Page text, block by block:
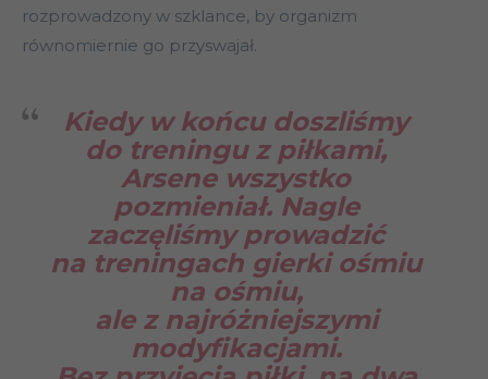
rozprowadzony w szklance, by organizm
równomiernie go przyswajał.
Kiedy w końcu doszliśmy
do treningu z piłkami,
Arsene wszystko
pozmieniał. Nagle
zaczęliśmy prowadzić
na treningach gierki ośmiu
na ośmiu,
ale z najróżniejszymi
modyfikacjami.